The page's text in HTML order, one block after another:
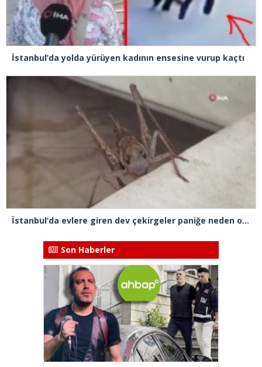
İstanbul’da yolda yürüyen kadının ensesine vurup kaçtı
İstanbul’da evlere giren dev çekirgeler paniğe neden oldu
Son Haberler